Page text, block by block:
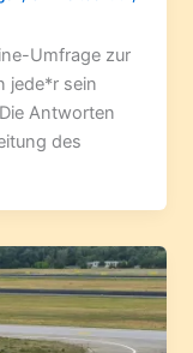
Umfrage zur
jede*r sein
Antworten
des